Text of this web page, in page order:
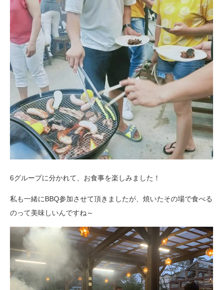
6グループに分かれて、お食事を楽しみました！
私も一緒にBBQ参加させて頂きましたが、焼いたその場で食べる
のって美味しいんですね～